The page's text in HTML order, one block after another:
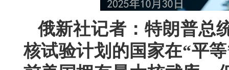
俄新社记者：特朗普总
核试验计划的国家在“平